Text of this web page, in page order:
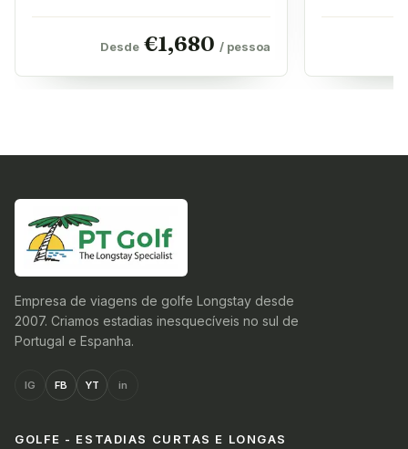
Desde €1,680 / pessoa
Empresa de viagens de golfe Longstay desde
2007. Criamos estadias inesquecíveis no sul de
Portugal e Espanha.
IG FB YT in
GOLFE - ESTADIAS CURTAS E LONGAS